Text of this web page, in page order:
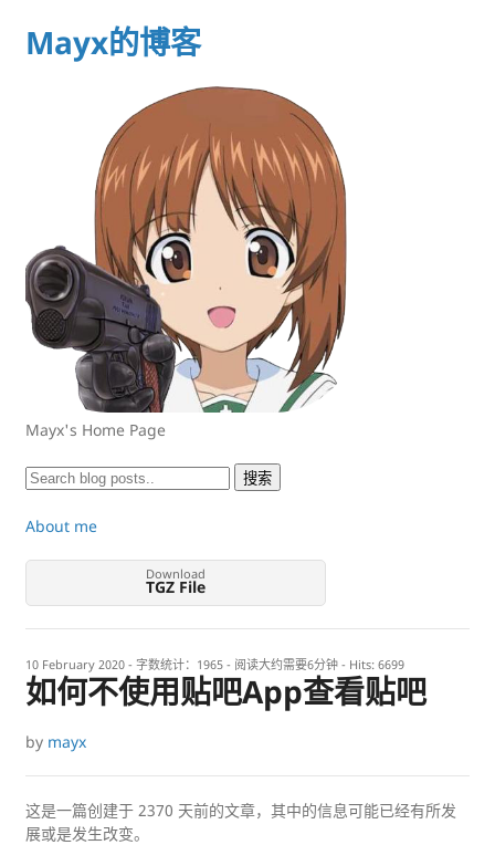
Mayx的博客
Mayx's Home Page
About me
Download
TGZ File
10 February 2020 - 字数统计：1965 - 阅读大约需要6分钟 - Hits: 6699
如何不使用贴吧App查看贴吧
by mayx
这是一篇创建于 2370 天前的文章，其中的信息可能已经有所发
展或是发生改变。